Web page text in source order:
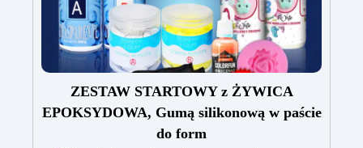
kontakcie ze skórą, wolna od BPA i VoC,
zapewniając bezpieczeństwo i wysoką jakość.
ZESTAW STARTOWY z ŻYWICA
EPOKSYDOWA, Gumą silikonową w paście
do form